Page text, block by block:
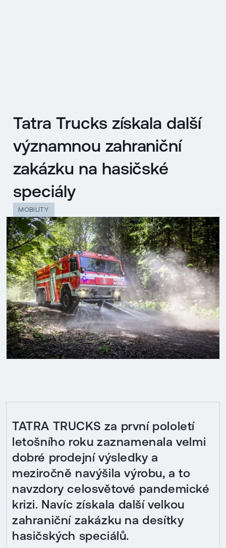
Tatra Trucks získala další
významnou zahraniční
zakázku na hasičské
speciály
MOBILITY
TATRA TRUCKS za první pololetí
letošního roku zaznamenala velmi
dobré prodejní výsledky a
meziročně navýšila výrobu, a to
navzdory celosvětové pandemické
krizi. Navíc získala další velkou
zahraniční zakázku na desítky
hasičských speciálů.